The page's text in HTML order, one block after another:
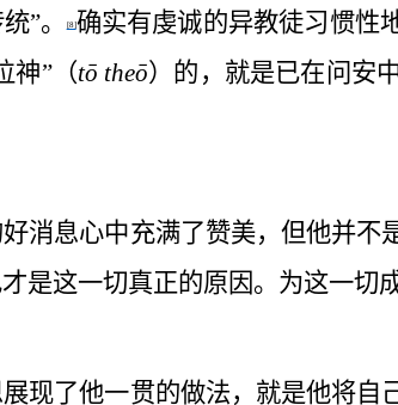
”。[8]确实有虔诚的异教徒习惯性
神”（tō theō）的，就是已在问安
消息心中充满了赞美，但他并
是这一切真正的原因。为这一切
现了他一贯的做法，就是他将